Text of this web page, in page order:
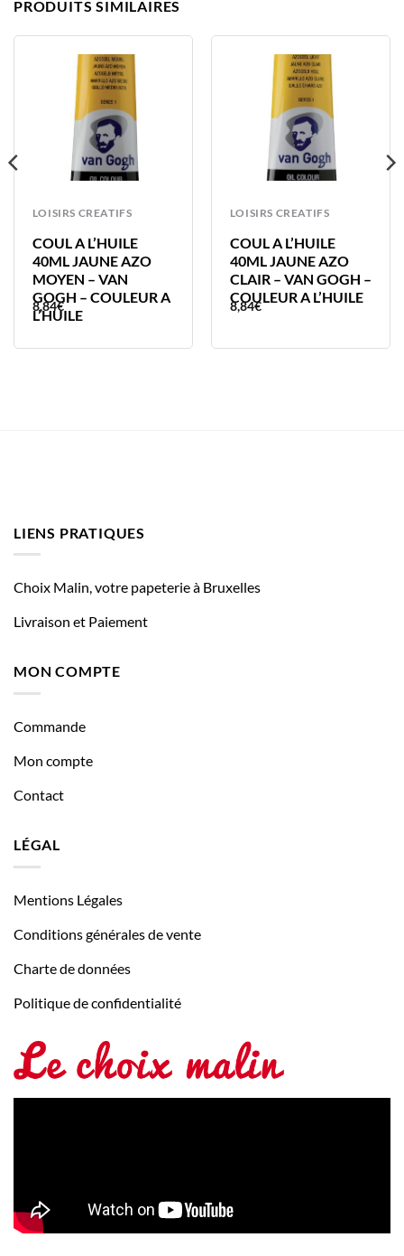
PRODUITS SIMILAIRES
LOISIRS CREATIFS
COUL A L’HUILE
40ML JAUNE AZO
MOYEN – VAN
GOGH – COULEUR A
L’HUILE
8,84€
LOISIRS CREATIFS
COUL A L’HUILE
40ML JAUNE AZO
CLAIR – VAN GOGH –
COULEUR A L’HUILE
8,84€
LIENS PRATIQUES
Choix Malin, votre papeterie à Bruxelles
Livraison et Paiement
MON COMPTE
Commande
Mon compte
Contact
LÉGAL
Mentions Légales
Conditions générales de vente
Charte de données
Politique de confidentialité